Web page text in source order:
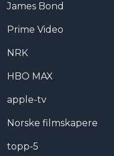
James Bond
Prime Video
NRK
HBO MAX
apple-tv
Norske filmskapere
topp-5